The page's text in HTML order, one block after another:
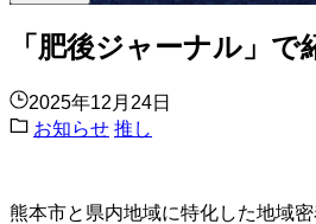
「肥後ジャーナル」
2025年12月24日
お知らせ 推し
熊本市と県内地域に特化した地域